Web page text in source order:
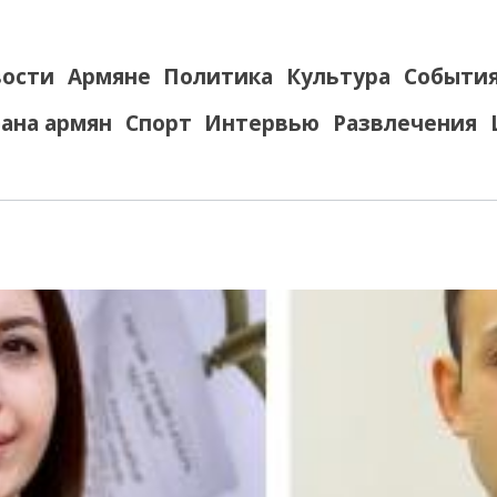
Армяне Политика Культура
армян Спорт Интервью Развлечения